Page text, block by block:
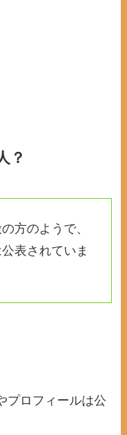
？
方のようで、
表されていま
プロフィールは公